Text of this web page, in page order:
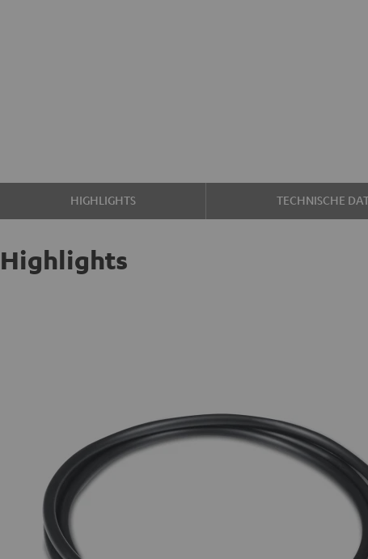
HIGHLIGHTS TECHNISCHE
Highlights